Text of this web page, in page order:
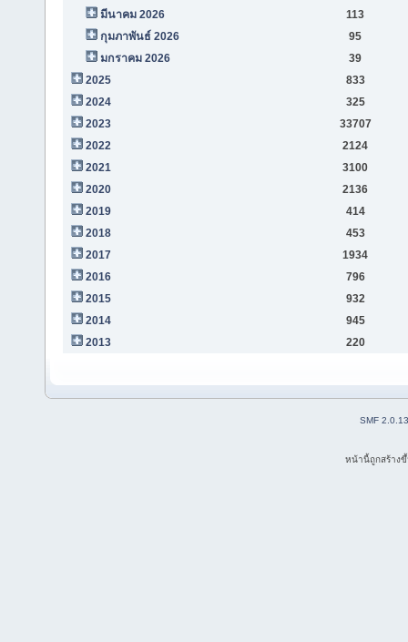
มีนาคม 2026
113
กุมภาพันธ์ 2026
95
มกราคม 2026
39
2025
833
2024
325
2023
33707
2022
2124
2021
3100
2020
2136
2019
414
2018
453
2017
1934
2016
796
2015
932
2014
945
2013
220
SMF 2.0.13
หน้านี้ถูกสร้าง